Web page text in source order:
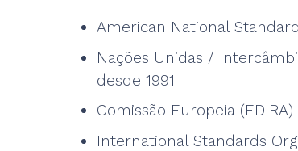
American National
Nações Unidas /
desde 1991
Comissão Europeia (EDIRA)
International Standards